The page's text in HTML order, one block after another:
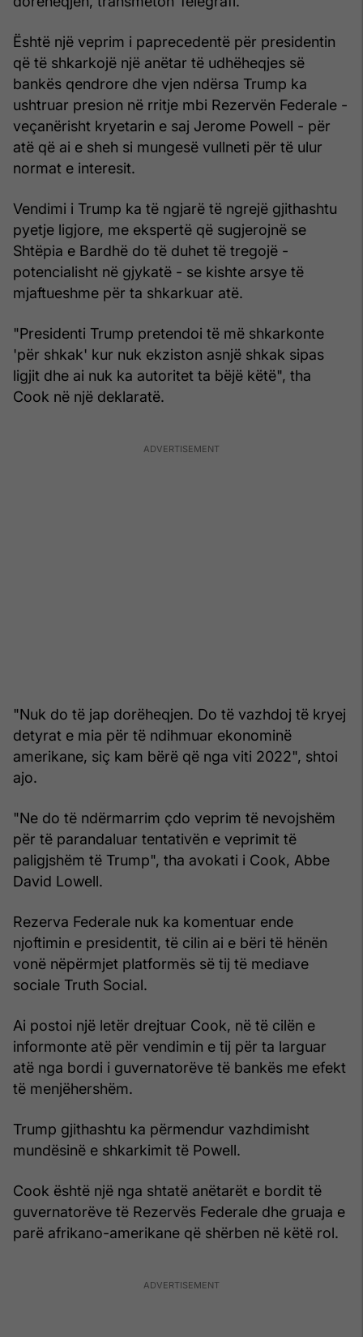
Është një veprim i paprecedentë për presidentin
që të shkarkojë një anëtar të udhëheqjes së
bankës qendrore dhe vjen ndërsa Trump ka
ushtruar presion në rritje mbi Rezervën Federale -
veçanërisht kryetarin e saj Jerome Powell - për
atë që ai e sheh si mungesë vullneti për të ulur
normat e interesit.
Vendimi i Trump ka të ngjarë të ngrejë gjithashtu
pyetje ligjore, me ekspertë që sugjerojnë se
Shtëpia e Bardhë do të duhet të tregojë -
potencialisht në gjykatë - se kishte arsye të
mjaftueshme për ta shkarkuar atë.
"Presidenti Trump pretendoi të më shkarkonte
'për shkak' kur nuk ekziston asnjë shkak sipas
ligjit dhe ai nuk ka autoritet ta bëjë këtë", tha
Cook në një deklaratë.
"Nuk do të jap dorëheqjen. Do të vazhdoj të kryej
detyrat e mia për të ndihmuar ekonominë
amerikane, siç kam bërë që nga viti 2022", shtoi
ajo.
"Ne do të ndërmarrim çdo veprim të nevojshëm
për të parandaluar tentativën e veprimit të
paligjshëm të Trump", tha avokati i Cook, Abbe
David Lowell.
Rezerva Federale nuk ka komentuar ende
njoftimin e presidentit, të cilin ai e bëri të hënën
vonë nëpërmjet platformës së tij të mediave
sociale Truth Social.
Ai postoi një letër drejtuar Cook, në të cilën e
informonte atë për vendimin e tij për ta larguar
atë nga bordi i guvernatorëve të bankës me efekt
të menjëhershëm.
Trump gjithashtu ka përmendur vazhdimisht
mundësinë e shkarkimit të Powell.
Cook është një nga shtatë anëtarët e bordit të
guvernatorëve të Rezervës Federale dhe gruaja e
parë afrikano-amerikane që shërben në këtë rol.